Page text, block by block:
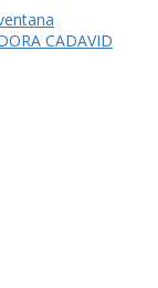
CADAVID